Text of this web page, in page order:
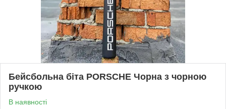
Бейсбольна біта PORSCHE Чорна з чорною
ручкою
В наявності